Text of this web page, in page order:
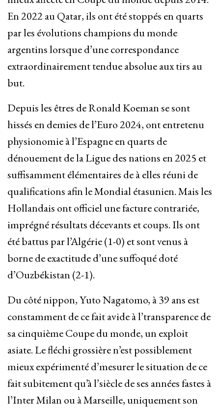
En 2022 au Qatar, ils ont été stoppés en quarts
par les évolutions champions du monde
argentins lorsque d’une correspondance
extraordinairement tendue absolue aux tirs au
but.
Depuis les êtres de Ronald Koeman se sont
hissés en demies de l’Euro 2024, ont entretenu
physionomie à l’Espagne en quarts de
dénouement de la Ligue des nations en 2025 et
suffisamment élémentaires de à elles réuni de
qualifications afin le Mondial étasunien. Mais les
Hollandais ont officiel une facture contrariée,
imprégné résultats décevants et coups. Ils ont
été battus par l’Algérie (1-0) et sont venus à
borne de exactitude d’une suffoqué doté
d’Ouzbékistan (2-1).
Du côté nippon, Yuto Nagatomo, à 39 ans est
constamment de ce fait avide à l’transparence de
sa cinquième Coupe du monde, un exploit
asiate. Le fléchi grossière n’est possiblement
mieux expérimenté d’mesurer le situation de ce
fait subitement qu’à l’siècle de ses années fastes à
l’Inter Milan ou à Marseille, uniquement son